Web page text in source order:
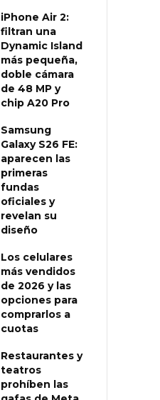
iPhone Air 2:
filtran una
Dynamic Island
más pequeña,
doble cámara
de 48 MP y
chip A20 Pro
Samsung
Galaxy S26 FE:
aparecen las
primeras
fundas
oficiales y
revelan su
diseño
Los celulares
más vendidos
de 2026 y las
opciones para
comprarlos a
cuotas
Restaurantes y
teatros
prohíben las